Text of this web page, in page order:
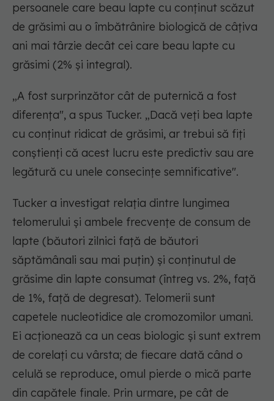
persoanele care beau lapte cu conținut scăzut
de grăsimi au o îmbătrânire biologică de câțiva
ani mai târzie decât cei care beau lapte cu
grăsimi (2% și integral).
„A fost surprinzător cât de puternică a fost
diferența", a spus Tucker. „Dacă veți bea lapte
cu conținut ridicat de grăsimi, ar trebui să fiți
conștienți că acest lucru este predictiv sau are
legătură cu unele consecințe semnificative".
Tucker a investigat relația dintre lungimea
telomerului și ambele frecvențe de consum de
lapte (băutori zilnici față de băutori
săptămânali sau mai puțin) și conținutul de
grăsime din lapte consumat (întreg vs. 2%, față
de 1%, față de degresat). Telomerii sunt
capetele nucleotidice ale cromozomilor umani.
Ei acționează ca un ceas biologic și sunt extrem
de corelați cu vârsta; de fiecare dată când o
celulă se reproduce, omul pierde o mică parte
din capătele finale. Prin urmare, pe cât de